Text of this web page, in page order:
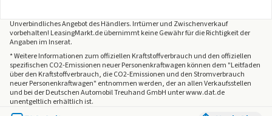
- Zus. Karosserieabdeckungen Steinschlag- schutz
- MPV
- Luftfilter für Staubreiche Länder
- Tür und Seitenverkleidung
- Erweiterte Innengeräuschdämpfung
- Zus.Rückstrahler (Türbereich)
Unverbindliches Angebot desHändlers. Irrtümer und Zwischenverkauf
vorbehalten! LeasingMarkt.de übernimmt keine Gewähr für die Richtigkeit der
Angaben im Inserat.
* Weitere Informationen zum offiziellen Kraftstoffverbrauch und den offiziellen
spezifischen CO2-Emissionen neuer Personenkraftwagen können dem "Leitfaden
über den Kraftstoffverbrauch, die CO2-Emissionen und den Stromverbrauch
neuer Personenkraftwagen" entnommen werden, der an allen Verkaufsstellen
und bei der Deutschen Automobil Treuhand GmbH unter www.dat.de
unentgeltlich erhältlich ist.